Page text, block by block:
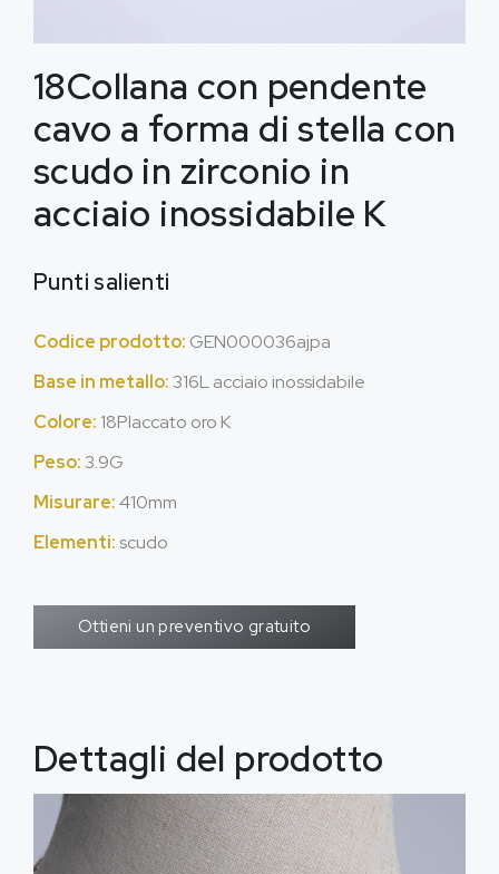
18Collana con pendente
cavo a forma di stella con
scudo in zirconio in
acciaio inossidabile K
Punti salienti
Codice prodotto: GEN000036ajpa
Base in metallo: 316L acciaio inossidabile
Colore: 18Placcato oro K
Peso: 3.9G
Misurare:410mm
Elementi: scudo
Ottieni un preventivo gratuito
Dettagli del prodotto